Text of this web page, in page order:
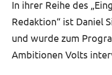
Volt in other
🇩🇪 Volt Deutschland
🇫🇷 Volt France
People
In ihrer Reihe des
Redaktion“ ist Daniel
und wurde zum
Ambitionen Volts